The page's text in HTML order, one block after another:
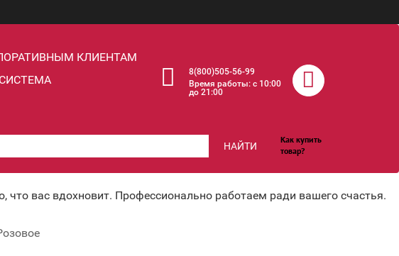
КЛИЕНТАМ
8(800)505-56-99
Время работы: c 10:00
до 21:00
НАЙТИ
Как купить
товар?
вас вдохновит. Профессионально работаем ради вашего счастья.